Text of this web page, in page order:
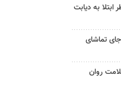
به دیابت
تماشای
روان